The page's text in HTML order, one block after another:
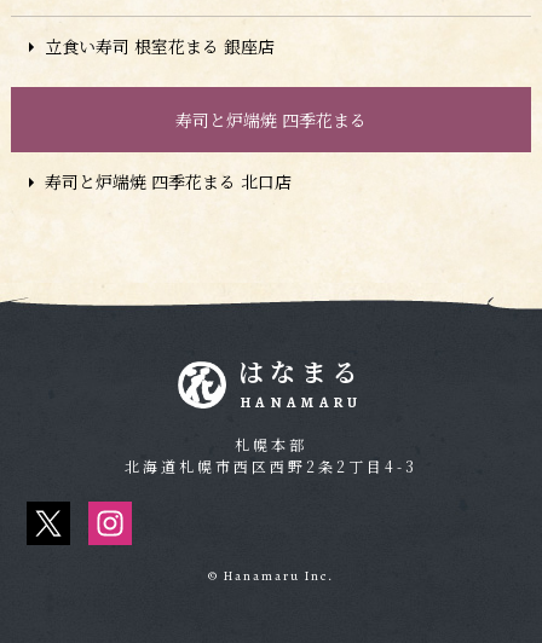
立食い寿司 根室花まる 銀座店
寿司と炉端焼 四季花まる
寿司と炉端焼 四季花まる 北口店
はなまる
HANAMARU
札幌本部
北海道札幌市西区西野2条2丁目4-3
© Hanamaru Inc.